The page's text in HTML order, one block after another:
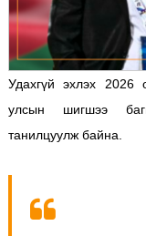
Удахгүй эхлэх
улсын шигшээ
танилцуулж байна.